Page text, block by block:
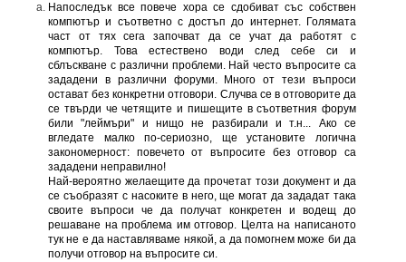
Напоследък все повече хора се сдобиват със собствен
компютър и съответно с достъп до интернет. Голямата
част от тях сега започват да се учат да работят с
компютър. Това естествено води след себе си и
сблъскване с различни проблеми. Най често въпросите са
зададени в различни форуми. Много от тези въпроси
остават без конкретни отговори. Случва се в отговорите да
се твърди че четящите и пишещите в съответния форум
били "леймъри" и нищо не разбирали и т.н... Ако се
вгледате малко по-сериозно, ще установите логична
закономерност: повечето от въпросите без отговор са
зададени неправилно!
Най-вероятно желаещите да прочетат този документ и да
се съобразят с насоките в него, ще могат да зададат така
своите въпроси че да получат конкретен и водещ до
решаване на проблема им отговор. Целта на написаното
тук не е да наставлявамe някой, а да помогнeм може би да
получи отговор на въпросите си.